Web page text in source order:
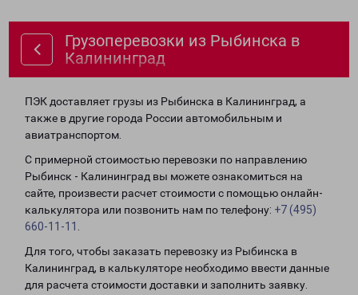
Грузоперевозки из Рыбинска в
Калининград
ПЭК доставляет грузы из Рыбинска в Калининград, а
также в другие города России автомобильным и
авиатранспортом.
С примерной стоимостью перевозки по направлению
Рыбинск - Калининград вы можете ознакомиться на
сайте, произвести расчет стоимости с помощью онлайн-
калькулятора или позвонить нам по телефону: +7 (495)
660-11-11
Для того, чтобы заказать перевозку из Рыбинска в
Калининград, в калькуляторе необходимо ввести данные
для расчета стоимости доставки и заполнить заявку.